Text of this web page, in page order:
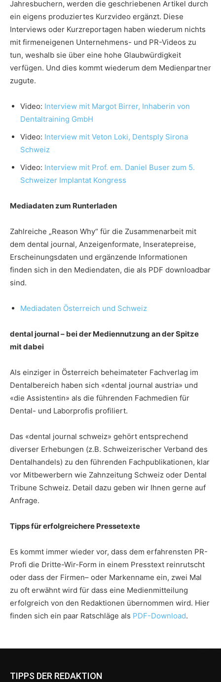
Jahresbuchern, werden die geschriebenen Artikel durch
ein eigens produziertes Kurzvideo ergänzt. Diese
Interviews oder Kurzreportagen haben wiederum nichts
mit firmeneigenen Unternehmens- und PR-Videos zu
tun, weshalb sie über eine hohe Glaubwürdigkeit
verfügen. Und dies kommt wiederum dem Medienpartner
zugute.
Video: Interview mit Margot Birrer, Inhaberin von
Dentaltraining GmbH
Video: Interview mit Veton Loki, Dentsply Sirona
Schweiz
Video: Interview mit Prof. em. Daniel Buser zum 5.
Schweizer Implantat Kongress
Mediadaten zum Runterladen
Zahlreiche „Reason Why“ für die Zusammenarbeit mit
dem dental journal, Anzeigenformate, Inseratepreise,
Erscheinungsdaten und ergänzende Informationen
finden sich in den Mediendaten, die als PDF downloadbar
sind.
Mediadaten Österreich und Schweiz
dental journal – bei der Mediennutzung an der Spitze
mit dabei
Als einziger in Österreich beheimateter Fachverlag im
Dentalbereich haben sich «dental journal austria» und
«die Assistentin» als die führenden Fachmedien für
Dental- und Laborprofis profiliert.
Das «dental journal schweiz» gehört entsprechend
diverser Erhebungen (z.B. Schweizerischer Verband des
Dentalhandels) zu den führenden Fachpublikationen, klar
vor Mitbewerbern wie Zahnzeitung Schweiz oder Dental
Tribune Schweiz. Detail dazu geben wir Ihnen gerne auf
Anfrage.
Tipps für erfolgreichere Pressetexte
Es kommt immer wieder vor, dass dem erfahrensten PR-
Profi die Dritte-Wir-Form in einem Presstext reinrutscht
oder dass der Firmen– oder Markenname ein, zwei Mal
zu oft erwähnt wird für dass eine Medienmitteilung
erfolgreich von den Redaktionen übernommen wird. Hier
finden sich ein paar Ratschläge als PDF-Download.
TIPPS DER REDAKTION